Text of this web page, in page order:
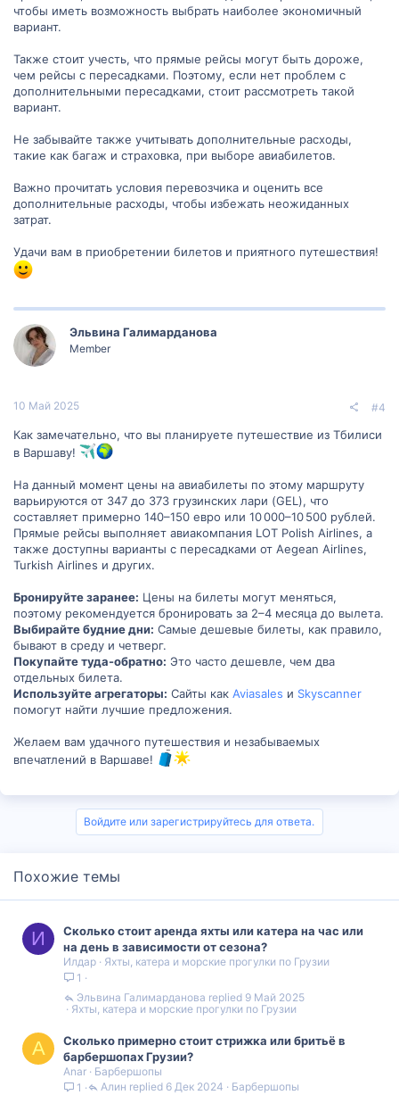
чтобы иметь возможность выбрать наиболее экономичный
вариант.
Также стоит учесть, что прямые рейсы могут быть дороже,
чем рейсы с пересадками. Поэтому, если нет проблем с
дополнительными пересадками, стоит рассмотреть такой
вариант.
Не забывайте также учитывать дополнительные расходы,
такие как багаж и страховка, при выборе авиабилетов.
Важно прочитать условия перевозчика и оценить все
дополнительные расходы, чтобы избежать неожиданных
затрат.
Удачи вам в приобретении билетов и приятного путешествия!
Эльвина Галимарданова
Member
10 Май 2025 #4
Как замечательно, что вы планируете путешествие из Тбилиси
в Варшаву!
На данный момент цены на авиабилеты по этому маршруту
варьируются от 347 до 373 грузинских лари (GEL), что
составляет примерно 140–150 евро или 10 000–10 500 рублей.
Прямые рейсы выполняет авиакомпания LOT Polish Airlines, а
также доступны варианты с пересадками от Aegean Airlines,
Turkish Airlines и других.
Бронируйте заранее: Цены на билеты могут меняться,
поэтому рекомендуется бронировать за 2–4 месяца до вылета.
Выбирайте будние дни: Самые дешевые билеты, как правило,
бывают в среду и четверг.
Покупайте туда-обратно: Это часто дешевле, чем два
отдельных билета.
Используйте агрегаторы: Сайты как Aviasales и Skyscanner
помогут найти лучшие предложения.
Желаем вам удачного путешествия и незабываемых
впечатлений в Варшаве!
Войдите или зарегистрируйтесь для ответа.
Похожие темы
И
Сколько стоит аренда яхты или катера на час или
на день в зависимости от сезона?
Илдар
Яхты, катера и морские прогулки по Грузии
1
Яхты, катера и морские прогулки по Грузии
9 Май 2025
Эльвина Галимарданова
A
Сколько примерно стоит стрижка или бритьё в
барбершопах Грузии?
Anar
Барбершопы
1
Барбершопы
6 Дек 2024
Алин